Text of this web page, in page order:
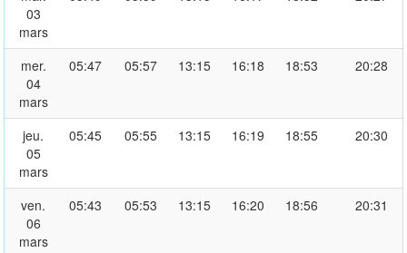
03
mars
mer.
04
mars
05:47 05:57 13:15 16:18 18:53 20:28
jeu.
05
mars
05:45 05:55 13:15 16:19 18:55 20:30
ven.
06
mars
05:43 05:53 13:15 16:20 18:56 20:31